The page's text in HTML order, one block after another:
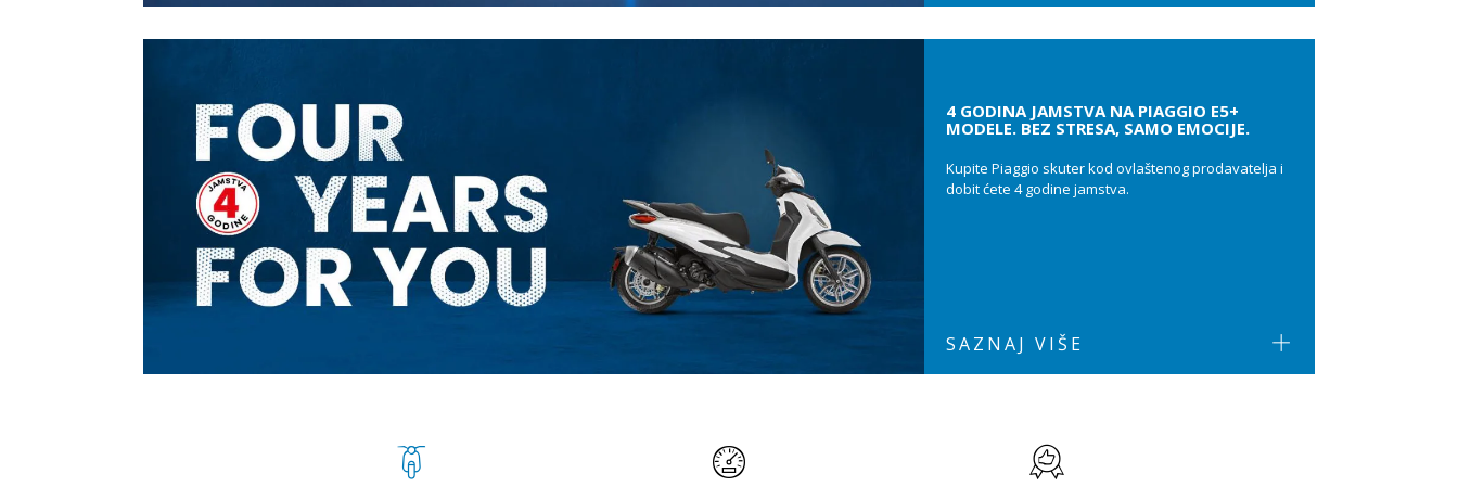
4 GODINA JAMSTVA NA PIAGGIO E5+
MODELE. BEZ STRESA, SAMO EMOCIJE.
Kupite Piaggio skuter kod ovlaštenog prodavatelja i
dobit ćete 4 godine jamstva.
SAZNAJ VIŠE